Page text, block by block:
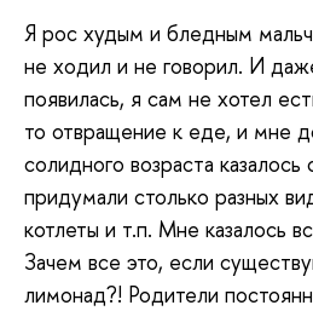
Я рос худым и бледным
не ходил и не говорил. И
появилась, я сам не хотел
то отвращение к еде, и мне
солидного возраста
придумали столько разных
котлеты и т.п. Мне казалось
Зачем все это, если
лимонад?! Родители